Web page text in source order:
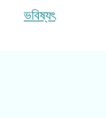
ভবিষ্যৎ